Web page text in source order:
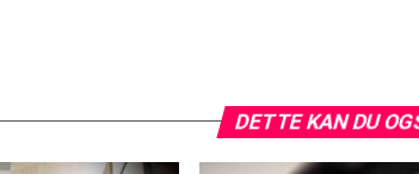
DETTE KAN DU